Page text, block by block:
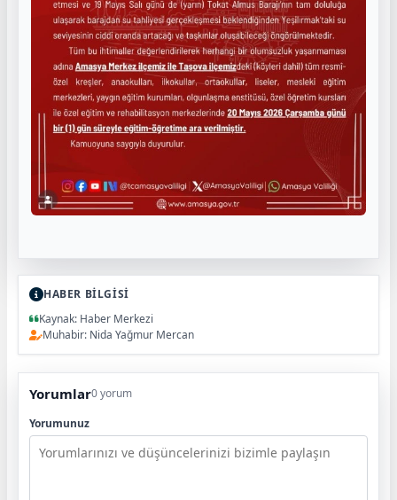
HABER BİLGİSİ
Kaynak: Haber Merkezi
Muhabir: Nida Yağmur Mercan
Yorumlar0 yorum
Yorumunuz